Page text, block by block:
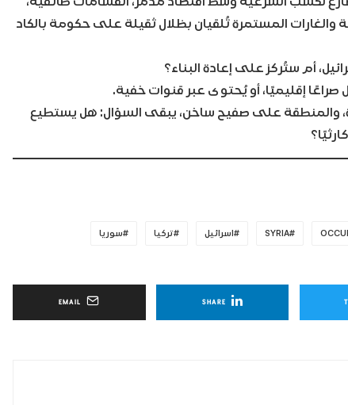
والغارات المستمرة تُلقيان بظلال ثقيلة على حكومة بالكاد
أم ستُركز على إعادة البناء؟
صراعًا إقليميًا، أو يُحتوى عبر قنوات خفية.
والمنطقة على صفيح ساخن، يبقى السؤال: هل يستطيع
SYRIA اسرائيل تركيا سوريا
SHARE
EMAIL